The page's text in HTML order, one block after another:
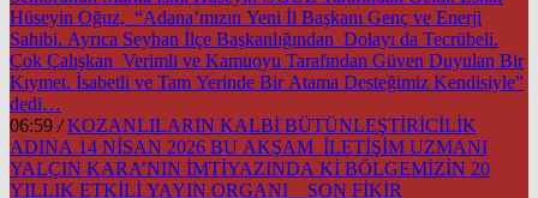
Hüseyin Oğuz, “Adana’mızın Yeni İl Başkanı Genç ve Enerji
Sahibi. Ayrıca Seyhan İlçe Başkanlığından Dolayı da Tecrübeli.
Çok Çalışkan Verimli ve Kamuoyu Tarafından Güven Duyulan Bir
Kıymet. İsabetli ve Tam Yerinde Bir Atama Desteğimiz Kendisiyle”
dedi…
06:59 / KOZANLILARIN KALBİ BÜTÜNLEŞTİRİCİLİK
ADINA 14 NİSAN 2026 BU AKŞAM İLETİŞİM UZMANI
YALÇIN KARA’NIN İMTİYAZINDA Kİ BÖLGEMİZİN 20
YILLIK ETKİLİ YAYIN ORGANI SON FİKİR